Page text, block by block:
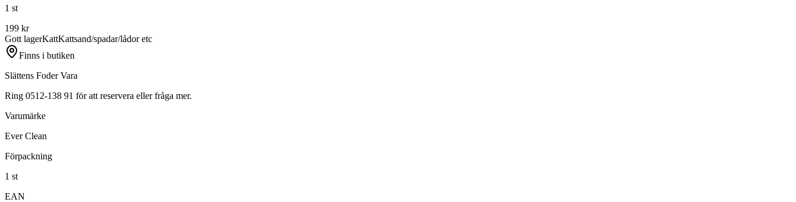
1 st
199 kr
Gott lagerKattKattsand/spadar/lådor etc
Finns i butiken
Slättens Foder Vara
Ring 0512-138 91 för att reservera eller fråga mer.
Varumärke
Ever Clean
Förpackning
1 st
EAN